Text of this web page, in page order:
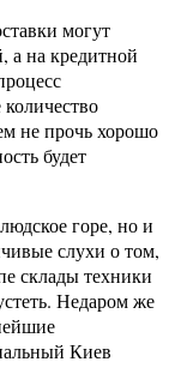
могут
а на кредитной
не прочь хорошо
будет
горе, но и
слухи о том,
склады техники
Недаром же
Киев